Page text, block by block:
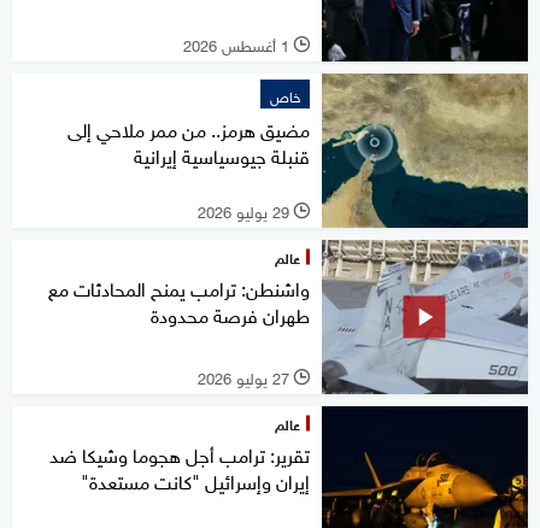
l 1 أغسطس 2026
خاص
مضيق هرمز.. من ممر ملاحي إلى
قنبلة جيوسياسية إيرانية
l 29 يوليو 2026
عالم
واشنطن: ترامب يمنح المحادثات مع
طهران فرصة محدودة
l 27 يوليو 2026
عالم
تقرير: ترامب أجل هجوما وشيكا ضد
إيران وإسرائيل "كانت مستعدة"